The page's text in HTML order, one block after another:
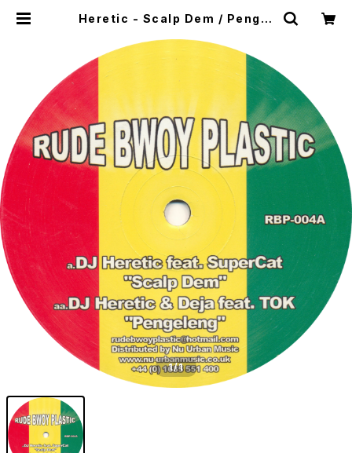
Heretic - Scalp Dem / Pengel
4] | WOW RECORDS
1/1